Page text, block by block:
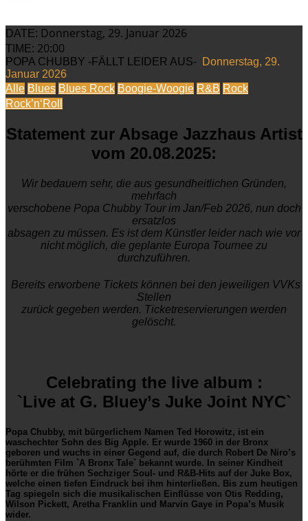
DATE: Donnerstag, 29. Januar 2026
TIME: 20:00
POPA CHUBBY -FÄLLT LEIDER AUS- Donnerstag, 29.
Januar 2026
Alle Blues Blues Rock Boogie-Woogie R&B Rock
Rock’n‘Roll
Statement zur Absage Jazzhaus Artist
vom 20.08.2025:
Wir bedauern sehr, die aus gesundheitlichen Gründen,
mehrfach
verschobene Popa Chubby Tour im Jan/Feb 2026, nun doch
ersatzlos
absagen zu müssen. Es ist dem Künstler leider nach wie vor
nicht möglich, die geplante Europa Tournee zu
durchzuführen.
Bereits erworbene Tickets können bei den jeweiligen VVKs
Stellen
zurück gegeben werden. Ticketreservierungen werden
gelöscht.
Celebrating the live album :
`Live at G. Bluey’s Juke Joint NYC`
Popa Chubby, mit bürgerlichem Namen Ted Horowitz, ist ein
waschechter Sohn des Big Apple. Er wurde 1960 in der Bronx
geboren und wuchs in einer Gegend auf, die durch Robert De Niro’s
berühmten Film `A Bronx Tale` bekannt wurde. In seiner Kindheit
hörte er die frühen Sechziger Soul- und R&B-Hits auf der Juke Box,
welche einen tiefen Eindruck bei ihm hinterließen. Bis zum heutigen
Tag spiegeln sich die musikalischen Einflüsse von Otis Redding,
Wilson Pickett, Aretha Franklin und Marvin Gaye in Popa’s Musik
wider.